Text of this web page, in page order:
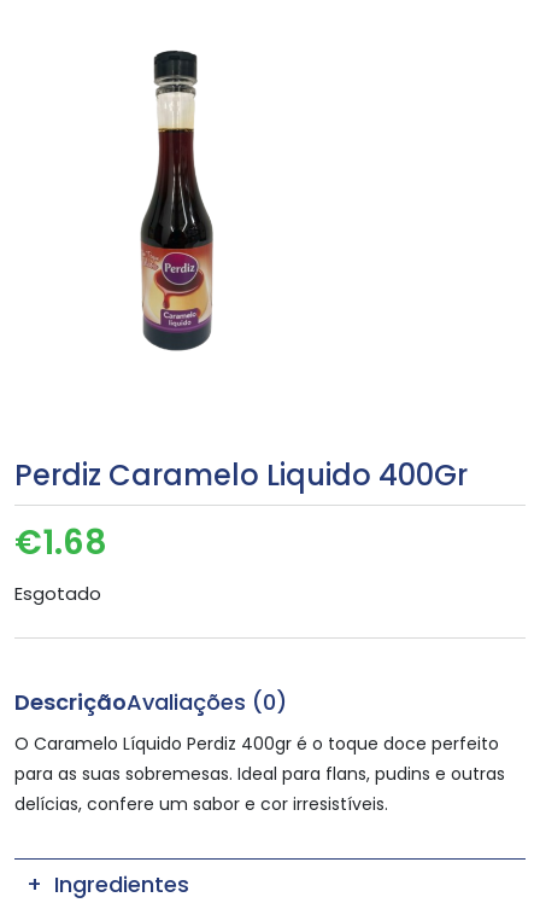
Perdiz Caramelo Liquido 400Gr
€1.68
Esgotado
DescriçãoAvaliações (0)
O Caramelo Líquido Perdiz 400gr é o toque doce perfeito
para as suas sobremesas. Ideal para flans, pudins e outras
delícias, confere um sabor e cor irresistíveis.
Ingredientes